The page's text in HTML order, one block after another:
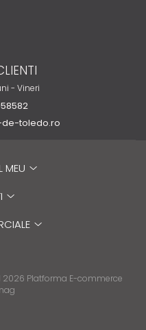
- Vineri
toledo.ro
MEU
2026 Platforma E-commerce